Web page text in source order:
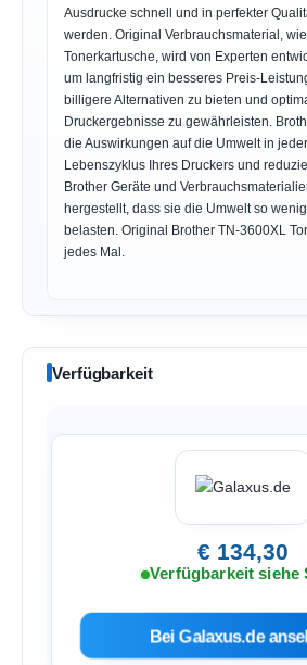
Ausdrucke schnell und in perfekter
werden. Original Verbrauchsmaterial,
Tonerkartusche, wird von Experten
um langfristig ein besseres Preis-
billigere Alternativen zu bieten und
Druckergebnisse zu gewährleisten.
die Auswirkungen auf die Umwelt in
Lebenszyklus Ihres Druckers und
Brother Geräte und
hergestellt, dass sie die Umwelt so
belasten. Original Brother TN-3600XL
jedes Mal.
Verfügbarkeit
€ 134,30
Verfügbarkeit siehe
Bei Galaxus.de